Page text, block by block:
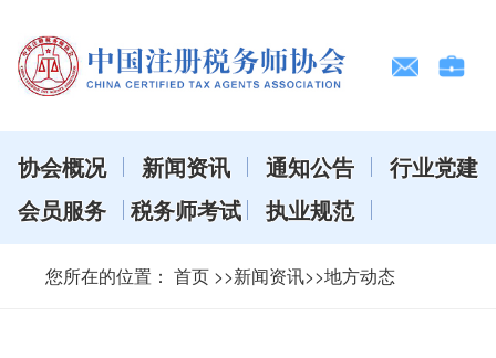
协会概况 新闻资讯 通知公告
行业党建
会员服务
税务师考试 执业规范
您所在的位置： 首页 >>新闻资讯>>地方动态